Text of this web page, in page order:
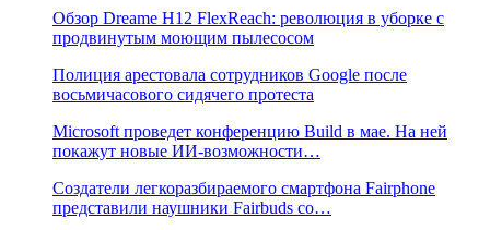
Обзор Dreame H12 FlexReach: революция в уборке с
продвинутым моющим пылесосом
Полиция арестовала сотрудников Google после
восьмичасового сидячего протеста
Microsoft проведет конференцию Build в мае. На ней
покажут новые ИИ-возможности…
Создатели легкоразбираемого смартфона Fairphone
представили наушники Fairbuds со…